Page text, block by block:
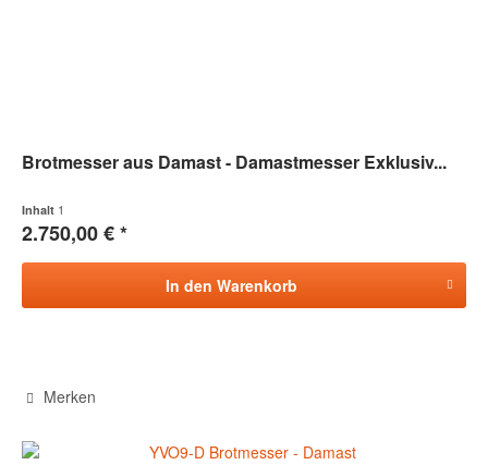
Brotmesser aus Damast - Damastmesser Exklusiv...
Inhalt 1
2.750,00 € *
In den Warenkorb
Merken